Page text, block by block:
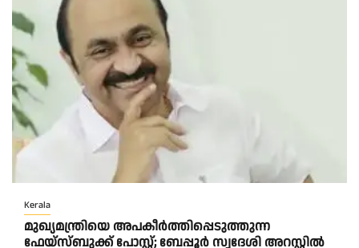
Kerala
മുഖ്യമന്ത്രിയെ അപകീർത്തിപ്പെടുത്തുന്ന
ഫേയ്സ്ബുക്ക് പോസ്റ്റ്; ബേപ്പൂർ സ്വദേശി അറസ്റ്റിൽ